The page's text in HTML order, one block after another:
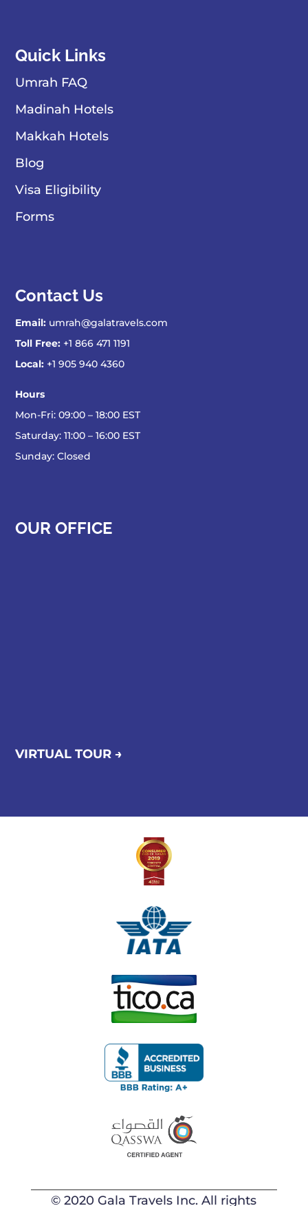
Quick Links
Umrah FAQ
Madinah Hotels
Makkah Hotels
Blog
Visa Eligibility
Forms
Contact Us
Email: umrah@galatravels.com
Toll Free: +1 866 471 1191
Local: +1 905 940 4360
Hours
Mon-Fri: 09:00 – 18:00 EST
Saturday: 11:00 – 16:00 EST
Sunday: Closed
OUR OFFICE
VIRTUAL TOUR →
© 2020 Gala Travels Inc. All rights